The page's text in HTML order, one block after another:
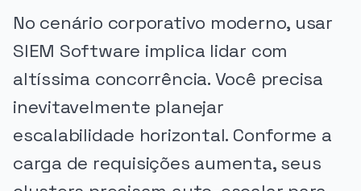
No cenário corporativo moderno, usar
SIEM Software implica lidar com
altíssima concorrência. Você precisa
inevitavelmente planejar
escalabilidade horizontal. Conforme a
carga de requisições aumenta, seus